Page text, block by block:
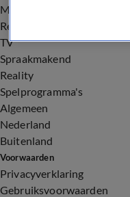
Misdaad
Rechtszaken
TV
Spraakmakend
Reality
Spelprogramma's
Algemeen
Nederland
Buitenland
Voorwaarden
Privacyverklaring
Gebruiksvoorwaarden